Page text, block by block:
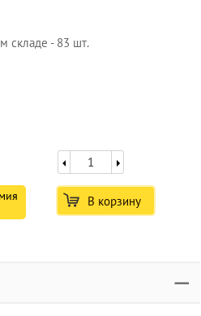
складе - 83 шт.
В корзину